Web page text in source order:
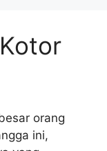
orang
ini,